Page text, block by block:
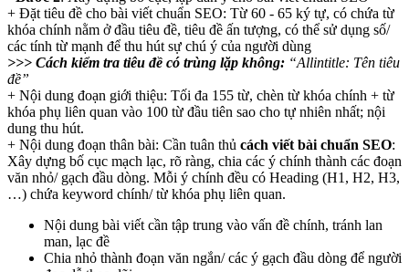
+ Đặt tiêu đề cho bài viết chuẩn SEO: Từ 60 - 65 ký tự, có chứa từ
khóa chính nằm ở đầu tiêu đề, tiêu đề ấn tượng, có thể sử dụng số/
các tính từ mạnh để thu hút sự chú ý của người dùng
>>> Cách kiểm tra tiêu đề có trùng lặp không: “Allintitle: Tên tiêu
đề”
+ Nội dung đoạn giới thiệu: Tối đa 155 từ, chèn từ khóa chính + từ
khóa phụ liên quan vào 100 từ đầu tiên sao cho tự nhiên nhất; nội
dung thu hút.
+ Nội dung đoạn thân bài: Cần tuân thủ cách viết bài chuẩn SEO:
Xây dựng bố cục mạch lạc, rõ ràng, chia các ý chính thành các đoạn
văn nhỏ/ gạch đầu dòng. Mỗi ý chính đều có Heading (H1, H2, H3,
…) chứa keyword chính/ từ khóa phụ liên quan.
Nội dung bài viết cần tập trung vào vấn đề chính, tránh lan
man, lạc đề
Chia nhỏ thành đoạn văn ngắn/ các ý gạch đầu dòng để người